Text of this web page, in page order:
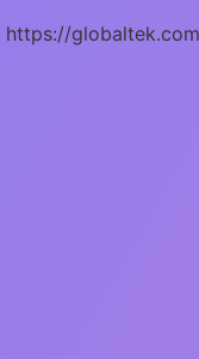
https://